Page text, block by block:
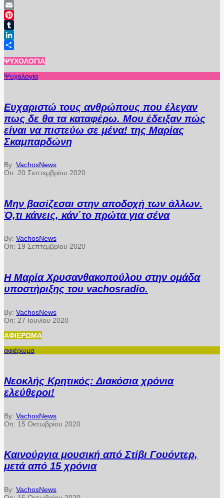
Twitter
Email
Pinterest
Tumblr
LinkedIn
ΨΥΧΟΛΟΓΊΑ
Ψυχολογία
Ευχαριστώ τους ανθρώπους που έλεγαν
πως δε θα τα καταφέρω. Μου έδειξαν πώς
είναι να πιστεύω σε μένα! της Μαρίας
Σκαμπαρδώνη
By: VachosNews
On: 20 Σεπτεμβρίου 2020
Μην βασίζεσαι στην αποδοχή των άλλων.
Ό,τι κάνεις, κάν΄το πρώτα για σένα
By: VachosNews
On: 19 Σεπτεμβρίου 2020
Η Μαρία Χρυσανθακοπούλου στην ομάδα
υποστήριξης του vachosradio.
By: VachosNews
On: 27 Ιουνίου 2020
ΑΦΙΈΡΩΜΑ
αφιέρωμα
Νεοκλής Κρητικός: Διακόσια χρόνια
ελεύθεροι!
By: VachosNews
On: 15 Οκτωβρίου 2020
Καινούργια μουσική από Στίβι Γουόντερ,
μετά από 15 χρόνια
By: VachosNews